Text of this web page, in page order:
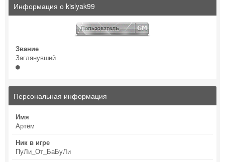
Информация о kislyak99
Звание
Заглянувший
Персональная информация
Имя
Артём
Ник в игре
ПуЛи_От_БаБуЛи